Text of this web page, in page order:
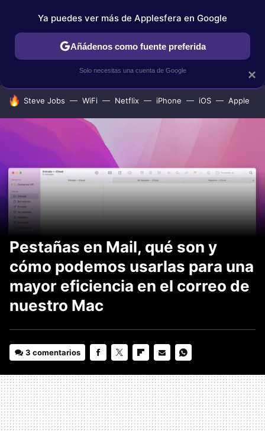
IPHONE TUTORIALES APPLESFERA SELECCIÓN
HOY SE HABLA DE
Steve Jobs WiFi Netflix iPhone iOS Apple
Pestañas en Mail, qué son y
cómo podemos usarlas para una
mayor eficiencia en el correo de
nuestro Mac
3 comentarios
MAIL
×
Ya puedes ver más de Applesfera en Google
Añádenos como fuente preferida
Solo necesitas una cuenta de Google